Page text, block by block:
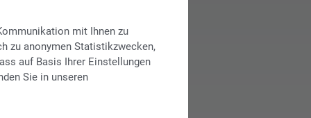
mit Ihnen zu
zu anonymen Statistikzwecken,
auf Basis Ihrer Einstellungen
Sie in unseren